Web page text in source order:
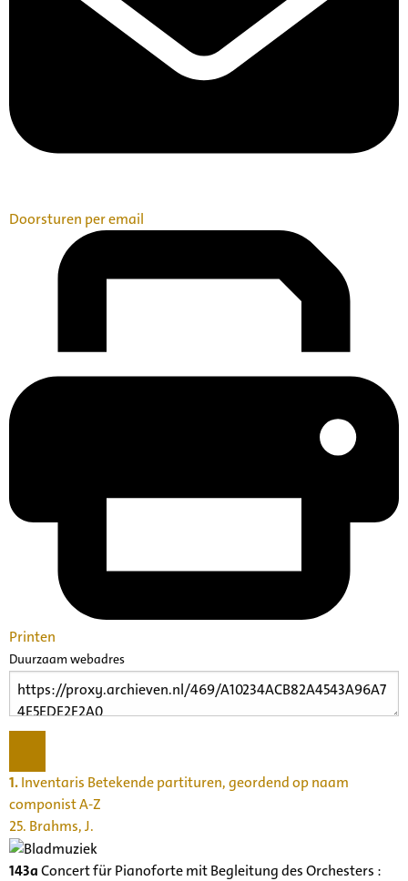
Doorsturen per email
Printen
Duurzaam webadres
1.Inventaris Betekende partituren, geordend op naam
componist A-Z
25. Brahms, J.
143aConcert für Pianoforte mit Begleitung des Orchesters :